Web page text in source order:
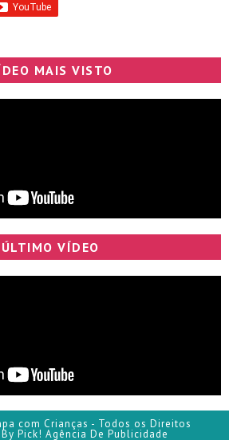
MAIS VISTO
ÚLTIMO VÍDEO
com Crianças - Todos os Direitos
Pick! Agência De Publicidade